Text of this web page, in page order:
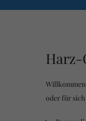
Harz-
oder für sich